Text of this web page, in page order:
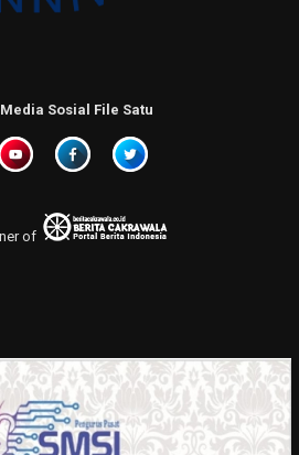
Sosial File Satu
of